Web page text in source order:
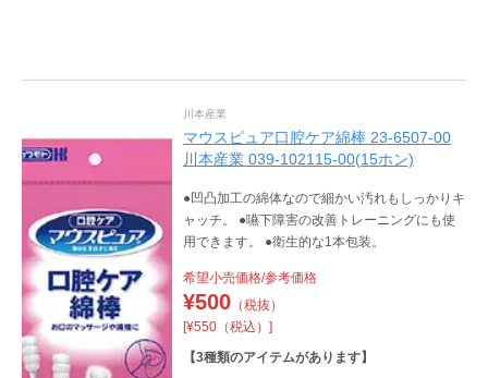
川本産業
マウスピュア口腔ケア綿棒 23-6507-00
川本産業 039-102115-00(15ホン)
●凹凸加工の綿体なので細かい汚れもしっかりキ
ャッチ。 ●嚥下障害の改善トレーニングにも使
用できます。 ●衛生的な1本包装。
希望小売価格/参考価格
¥500（税抜）
[¥550（税込）]
【3種類のアイテムがあります】